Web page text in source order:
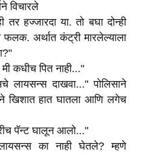
विचारले
तर हज्जारदा या. तो बघा दोन्ही
फलक. अर्थात कंट्री मारलेल्याला
कधीच पित नाही..."
दाखवा..." पोलिसाने
खिशात हात घातला आणि लगेच
पॅन्ट घालून आलो..."
का नाही घेतले? म्हणे